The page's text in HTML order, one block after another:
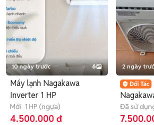
10 ngày trước 6
Máy lạnh Nagakawa
Inverter 1 HP
Mới 1 HP (ngựa)
4.500.000 đ
2 ngày
cũ
Đã sử